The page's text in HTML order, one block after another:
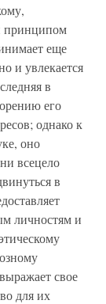
принципом
еще
и увлекается
в
его
однако к
оно
всецело
в
личностям и
свое
для их